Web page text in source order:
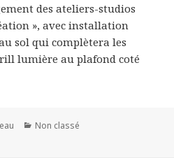
des ateliers-studios
», avec installation
sol qui complètera les
lumière au plafond coté
Catégories
Non classé